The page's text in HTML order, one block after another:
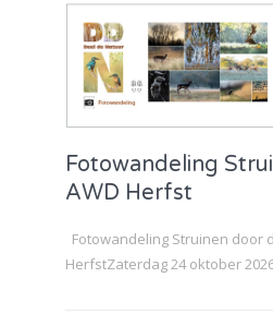
Fotowandeling
AWD Herfst
Fotowandeling Struinen door
HerfstZaterdag 24 oktober